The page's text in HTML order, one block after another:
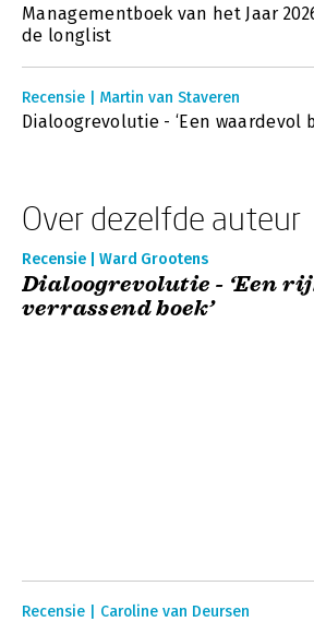
Managementboek van het Jaar
de longlist
Recensie | Martin van Staveren
Dialoogrevolutie - ‘Een waardevol
Over dezelfde auteur
Recensie | Ward Grootens
Dialoogrevolutie - ‘Een
verrassend boek’
Recensie | Caroline van Deursen